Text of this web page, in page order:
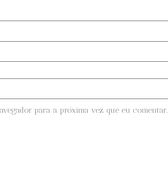
para a próxima vez que eu comentar.